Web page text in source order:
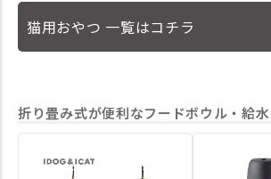
猫用おやつ 一覧はコチラ
折り畳み式が便利なフードボウル・給